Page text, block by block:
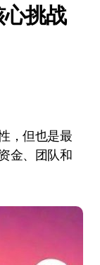
挑战
金、团队和